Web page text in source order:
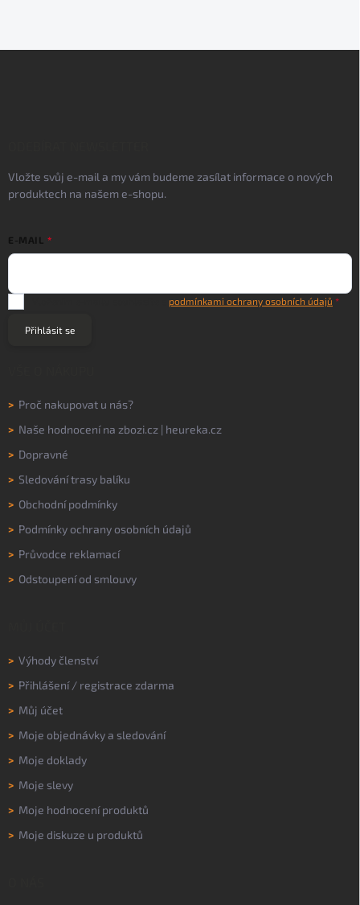
Vložte svůj e-mail a my vám budeme zasílat informace o nových
produktech na našem e-shopu.
E-MAIL
podmínkami ochrany osobních údajů
Přihlásit se
> Proč nakupovat u nás?
> Naše hodnocení na zbozi.cz | heureka.cz
> Dopravné
> Sledování trasy balíku
> Obchodní podmínky
> Podmínky ochrany osobních údajů
> Průvodce reklamací
> Odstoupení od smlouvy
> Výhody členství
> Přihlášení/ registrace zdarma
> Můj účet
> Moje objednávky a sledování
> Moje doklady
> Moje slevy
> Moje hodnocení produktů
> Moje diskuze u produktů